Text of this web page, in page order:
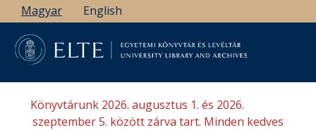
Ugrás
a
tartalomra
Magyar English
Könyvtárunk 2026. augusztus 1. és 2026.
szeptember 5. között zárva tart. Minden kedves